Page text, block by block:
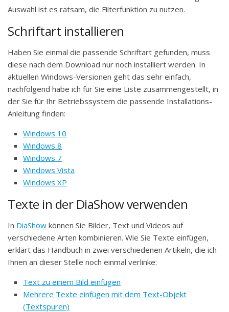
Auswahl ist es ratsam, die Filterfunktion zu nutzen.
Schriftart installieren
Haben Sie einmal die passende Schriftart gefunden, muss
diese nach dem Download nur noch installiert werden. In
aktuellen Windows-Versionen geht das sehr einfach,
nachfolgend habe ich für Sie eine Liste zusammengestellt, in
der Sie für Ihr Betriebssystem die passende Installations-
Anleitung finden:
Windows 10
Windows 8
Windows 7
Windows Vista
Windows XP
Texte in der DiaShow verwenden
In DiaShow können Sie Bilder, Text und Videos auf
verschiedene Arten kombinieren. Wie Sie Texte einfügen,
erklärt das Handbuch in zwei verschiedenen Artikeln, die ich
Ihnen an dieser Stelle noch einmal verlinke:
Text zu einem Bild einfügen
Mehrere Texte einfügen mit dem Text-Objekt
(Textspuren)